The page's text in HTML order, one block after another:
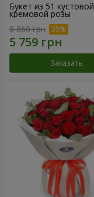
Букет из 51 кустовой
кремовой розы
8 860 грн
Заказать